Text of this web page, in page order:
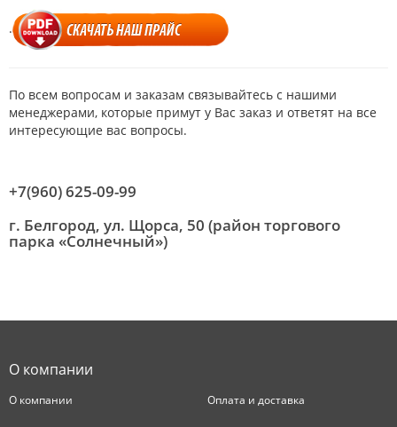
.
По всем вопросам и заказам связывайтесь с нашими
менеджерами, которые примут у Вас заказ и ответят на все
интересующие вас вопросы.
+7(960) 625-09-99
г. Белгород, ул. Щорса, 50 (район торгового
парка «Солнечный»)
О компании
О компании Оплата и доставка